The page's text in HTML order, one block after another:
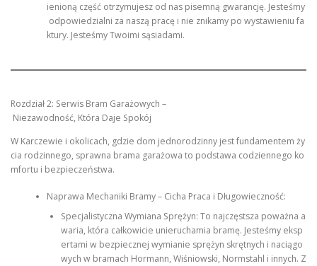
ienioną część otrzymujesz od nas pisemną gwarancję. Jesteśmy
odpowiedzialni za naszą pracę i nie znikamy po wystawieniu fa
ktury. Jesteśmy Twoimi sąsiadami.
Rozdział 2: Serwis Bram Garażowych –
Niezawodność, Która Daje Spokój
W Karczewie i okolicach, gdzie dom jednorodzinny jest fundamentem ży
cia rodzinnego, sprawna brama garażowa to podstawa codziennego ko
mfortu i bezpieczeństwa.
Naprawa Mechaniki Bramy – Cicha Praca i Długowieczność:
Specjalistyczna Wymiana Sprężyn: To najczęstsza poważna a
waria, która całkowicie unieruchamia bramę. Jesteśmy eksp
ertami w bezpiecznej wymianie sprężyn skrętnych i naciągo
wych w bramach Hormann, Wiśniowski, Normstahl i innych. Z